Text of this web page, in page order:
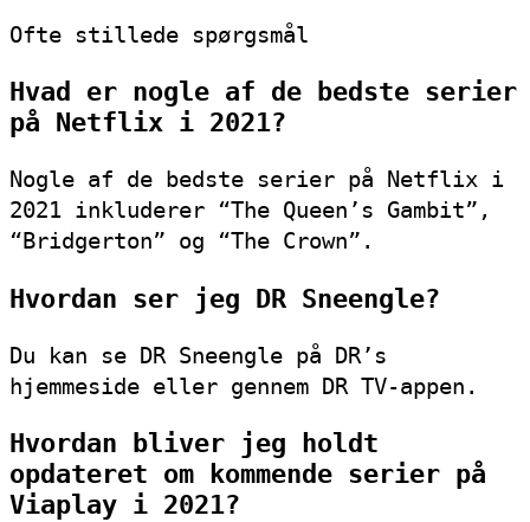
Ofte stillede spørgsmål
Hvad er nogle af de bedste serier
på Netflix i 2021?
Nogle af de bedste serier på Netflix i
2021 inkluderer “The Queen’s Gambit”,
“Bridgerton” og “The Crown”.
Hvordan ser jeg DR Sneengle?
Du kan se DR Sneengle på DR’s
hjemmeside eller gennem DR TV-appen.
Hvordan bliver jeg holdt
opdateret om kommende serier på
Viaplay i 2021?